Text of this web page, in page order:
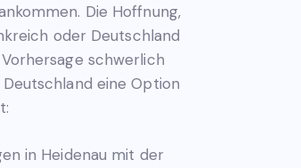
Die Hoffnung,
oder Deutschland
schwerlich
eine Option
in Heidenau mit der